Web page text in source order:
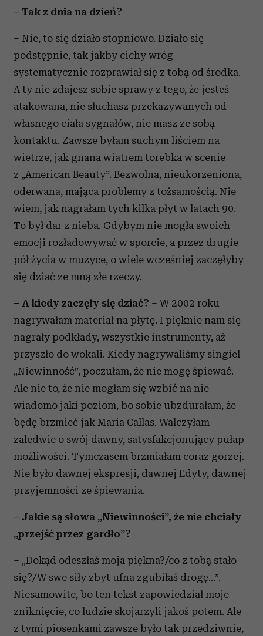
– Tak z dnia na dzień?
– Nie, to się działo stopniowo. Działo się
podstępnie, tak jakby cichy wróg
systematycznie rozprawiał się z tobą od środka.
A ty nie zdajesz sobie sprawy z tego, że jesteś
atakowana, nie słuchasz przekazywanych od
własnego ciała sygnałów, nie masz ze sobą
kontaktu. Zawsze byłam suchym liściem na
wietrze, jak gnana wiatrem torebka w scenie
z „American Beauty”. Bezwolna, nieukorzeniona,
oderwana, mająca problemy z tożsamością. Nie
wiem, jak nagrałam tych kilka płyt w latach 90.
To był dar z nieba. Gdybym nie mogła swoich
emocji rozładowywać w sporcie, a przez drugie
pół życia w muzyce, o wiele wcześniej zaczęłyby
się dziać ze mną złe rzeczy.
– A kiedy zaczęły się dziać? – W 2002 roku
nagrywałam materiał na płytę. I pięknie nam się
nagrały podkłady, wszystkie instrumenty, aż
przyszło do wokali. Kiedy nagrywaliśmy singiel
„Niewinność”, poczułam, że nie mogę śpiewać.
Ale nie to, że nie mogłam się wzbić na nie
wiadomo jaki poziom, bo sobie ubzdurałam, że
będę brzmieć jak Maria Callas. Walczyłam
zaledwie o swój dawny, satysfakcjonujący pułap
możliwości. Tymczasem brzmiałam coraz gorzej.
Nie było dawnej ekspresji, dawnej Edyty, dawnej
przyjemności ze śpiewania.
– Jakie są słowa „Niewinności”, że nie chciały
„przejść przez gardło”?
– „Dokąd odeszłaś moja piękna?/co z tobą stało
się?/W swe siły zbyt ufna zgubiłaś drogę...”.
Niesamowite, bo ten tekst zapowiedział moje
zniknięcie, co ludzie skojarzyli jakoś potem. Ale
z tymi piosenkami zawsze było tak przedziwnie,